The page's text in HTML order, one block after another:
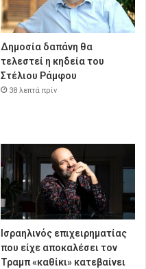
Δημοσία δαπάνη θα
τελεστεί η κηδεία του
Στέλιου Ράμφου
38 λεπτά πρίν
Ισραηλινός επιχειρηματίας
που είχε αποκαλέσει τον
Τραμπ «καθίκι» κατεβαίνει